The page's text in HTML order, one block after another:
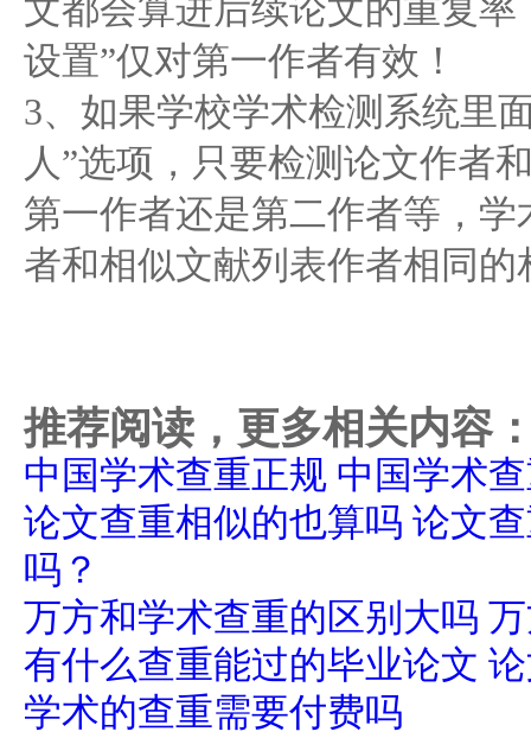
文都会算进后续论文的重复
设置”仅对第一作者有效！
3、如果学校学术检测系统里
人”选项，只要检测论文作者
第一作者还是第二作者等，
者和相似文献列表作者相同的
推荐阅读，更多相关内容
中国学术查重正规 中国学术
论文查重相似的也算吗 论文
吗？
万方和学术查重的区别大吗
有什么查重能过的毕业论文
学术的查重需要付费吗